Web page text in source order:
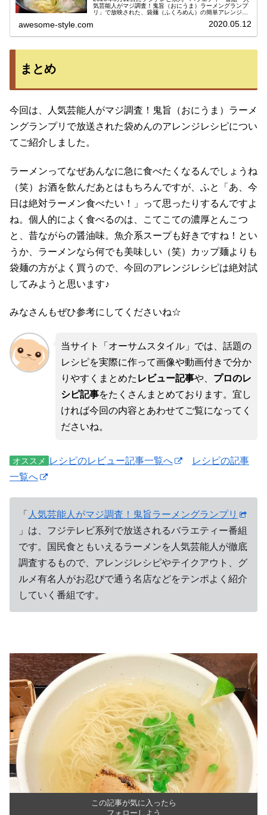
気芸能人がマジ調査！鬼旨（おにうま）ラーメングランプ
リ」で放映された、袋麺（ふくろめん）の簡単アレンジレ
awesome-style.com 2020.05.12
まとめ
今回は、人気芸能人がマジ調査！鬼旨（おにうま）ラーメ
ングランプリで放送された袋めんのアレンジレシピについ
てご紹介しました。
ラーメンってなぜあんなに急に食べたくなるんでしょうね
（笑）お酒を飲んだあとはもちろんですが、ふと「あ、今
日は絶対ラーメン食べたい！」って思ったりするんですよ
ね。個人的によく食べるのは、こてこての濃厚とんこつ
と、昔ながらの醤油味。魚介系スープも好きですね！とい
うか、ラーメンなら何でも美味しい（笑）カップ麺よりも
袋麺の方がよく買うので、今回のアレンジレシピは絶対試
してみようと思います♪
みなさんもぜひ参考にしてくださいね☆
当サイト「オーサムスタイル」では、話題の
レシピを実際に作って画像や動画付きで分か
りやすくまとめた レビュー記事や、 プロのレ
シピ記事をたくさんまとめております。宜し
ければ今回の内容とあわせてご覧になってく
ださいね。
オススメ レシピのレビュー記事一覧へ
レシピの記事
一覧へ
「 人気芸能人がマジ調査！鬼旨ラーメングランプリ
」は、フジテレビ系列で放送されるバラエティー番組
です。国民食ともいえるラーメンを人気芸能人が徹底
調査するもので、アレンジレシピやテイクアウト、グ
ルメ有名人がお忍びで通う名店などをテンポよく紹介
していく番組です。
この記事が気に入ったら
フォローしよう